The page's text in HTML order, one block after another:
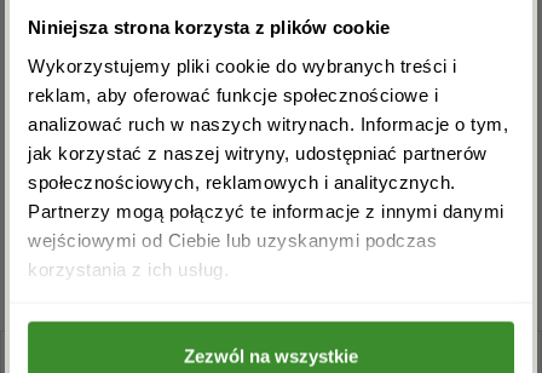
Niniejsza strona korzysta z plików cookie
Wykorzystujemy pliki cookie do wybranych treści i
reklam, aby oferować funkcje społecznościowe i
analizować ruch w naszych witrynach. Informacje o tym,
jak korzystać z naszej witryny, udostępniać partnerów
społecznościowych, reklamowych i analitycznych.
Partnerzy mogą połączyć te informacje z innymi danymi
wejściowymi od Ciebie lub uzyskanymi podczas
korzystania z ich usług.
Zezwól na wszystkie
Na razie nie ma opinii o produkcie.
Musisz sięzalogować, aby dodać opinię.
Zapisz się do newslettera i zgarnij
rabat na pierwsze zakupy!
Akceptuję regulamin i wyrażam zgodę na
przetwarzanie powyższych danych osobowych